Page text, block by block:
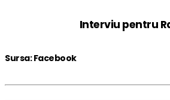
Interviu pentru
Sursa: Facebook